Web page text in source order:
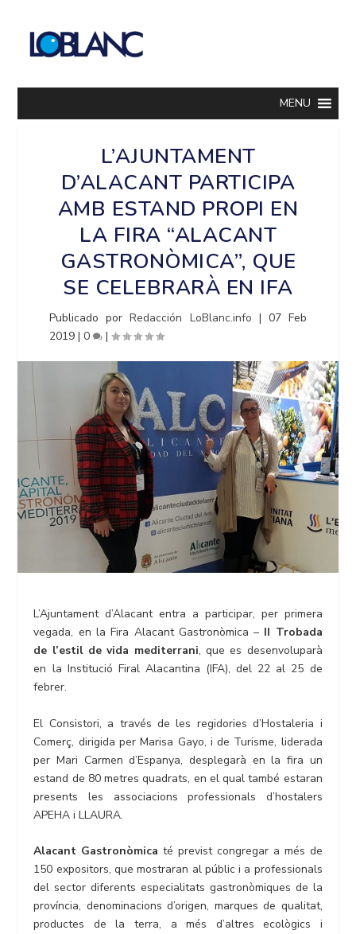
MENU
L’AJUNTAMENT
D’ALACANT PARTICIPA
AMB ESTAND PROPI EN
LA FIRA “ALACANT
GASTRONÒMICA”, QUE
SE CELEBRARÀ EN IFA
Publicado porRedacción LoBlanc.info | 07 Feb
2019 |0 |
L’Ajuntament d’Alacant entra a participar, per primera
vegada, en la Fira Alacant Gastronòmica – II Trobada
de l’estil de vida mediterrani, que es desenvoluparà
en la Institució Firal Alacantina (IFA), del 22 al 25 de
febrer.
El Consistori, a través de les regidories d’Hostaleria i
Comerç, dirigida per Marisa Gayo, i de Turisme, liderada
per Mari Carmen d’Espanya, desplegarà en la fira un
estand de 80 metres quadrats, en el qual també estaran
presents les associacions professionals d’hostalers
APEHA i LLAURA.
Alacant Gastronòmica té previst congregar a més de
150 expositors, que mostraran al públic i a professionals
del sector diferents especialitats gastronòmiques de la
província, denominacions d’origen, marques de qualitat,
productes de la terra, a més d’altres ecològics i